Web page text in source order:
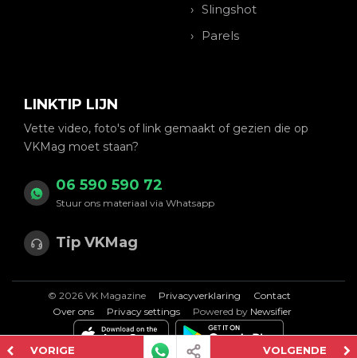
VORIGE VOLGENDE
Slingshot
Parels
LINKTIP LIJN
Vette video, foto's of link gemaakt of gezien die op
VKMag moet staan?
06 590 590 72
Stuur ons materiaal via Whatsapp
Tip VKMag
© 2026 VK Magazine Privacyverklaring
Contact
Over ons
Privacy settings Powered by Newsifier